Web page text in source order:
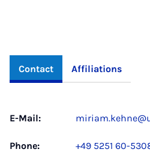
Contact Affiliations
E-Mail:
Phone: +49 5251 60-